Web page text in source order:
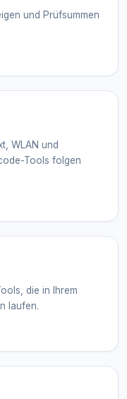
und Prüfsummen
WLAN und
Tools folgen
die in Ihrem
laufen.